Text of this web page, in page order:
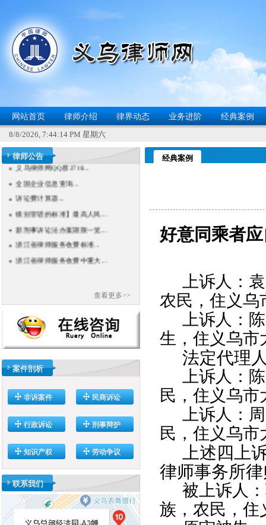
网站首页 律师介绍 律界动态 业务进阶
经典案例
8/8/2026, 7:44:15 PM 星期六
律师公告
义乌律师网QQ群2718...
全国企业信息查询...
查看更多>>
案件剖析
非诉案件 民商诉讼
行政诉讼 刑事辩护
知识产权 劳动争议
联系我们
经典案例
好意同乘者
上诉人：
农民，住义乌
上诉人：
生，住义乌市
法定代理
上诉人：
民，住义乌
上诉人：
民，住义乌
上述四上
律师事务所
被上诉人
族，农民，住